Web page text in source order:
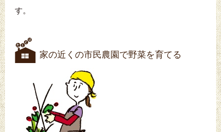
す。
家の近くの市民農園で野菜を育てる